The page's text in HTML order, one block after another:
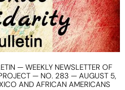
— WEEKLY NEWSLETTER OF
— NO. 283 — AUGUST 5,
AND AFRICAN AMERICANS